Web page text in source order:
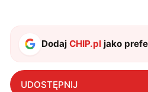
DodajCHIP.pl jako
UDOSTĘPNIJ